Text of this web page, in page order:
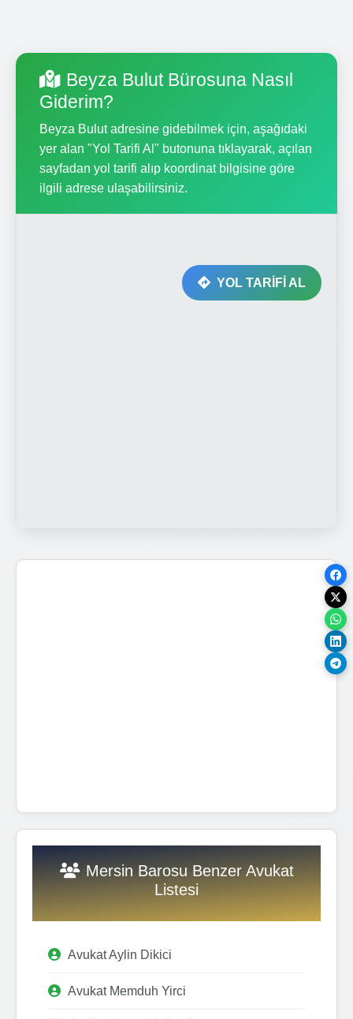
Beyza Bulut Bürosuna Nasıl
Giderim?
Beyza Bulut adresine gidebilmek için, aşağıdaki
yer alan "Yol Tarifi Al" butonuna tıklayarak, açılan
sayfadan yol tarifi alıp koordinat bilgisine göre
ilgili adrese ulaşabilirsiniz.
YOL TARİFİ AL
Mersin Barosu Benzer Avukat
Listesi
Avukat Aylin Dikici
Avukat Memduh Yirci